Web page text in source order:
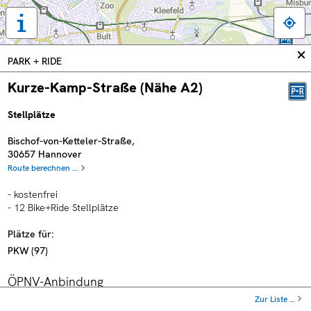
Tastaturbedienung,
Legende
und
weitere
Informationen
anzeigen
PARK + RIDE
Kurze-Kamp-Straße (Nähe A2)
Stellplätze
Bischof-von-Ketteler-Straße,
30657 Hannover
Route berechnen ...
- kostenfrei
- 12 Bike+Ride Stellplätze
Plätze für:
PKW (97)
ÖPNV-Anbindung
Zur Liste …